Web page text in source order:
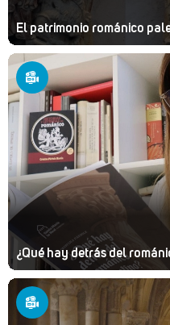
El patrimonio románico
¿Qué hay detrás del